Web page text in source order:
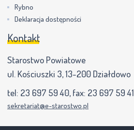
Rybno
Deklaracja dostępności
Kontakt
Starostwo Powiatowe
ul. Kościuszki 3, 13-200 Działdowo
tel: 23 697 59 40, fax: 23 697 59 41
sekretariat@e-starostwo.pl